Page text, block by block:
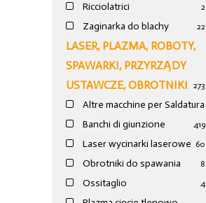
Ricciolatrici 2
Zaginarka do blachy 22
LASER, PLAZMA, ROBOTY,
SPAWARKI, PRZYRZĄDY
USTAWCZE, OBROTNIKI
273
Altre macchine per Saldatura
19
Banchi di giunzione 4
Laser wycinarki laserowe 60
Obrotniki do spawania 8
Ossitaglio 4